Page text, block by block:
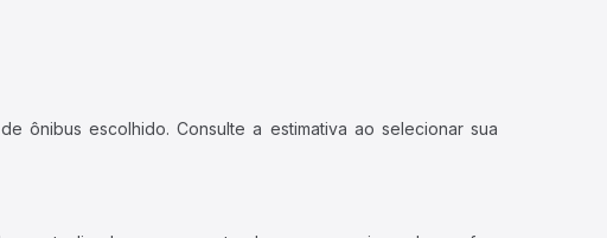
ônibus escolhido. Consulte a estimativa ao selecionar sua